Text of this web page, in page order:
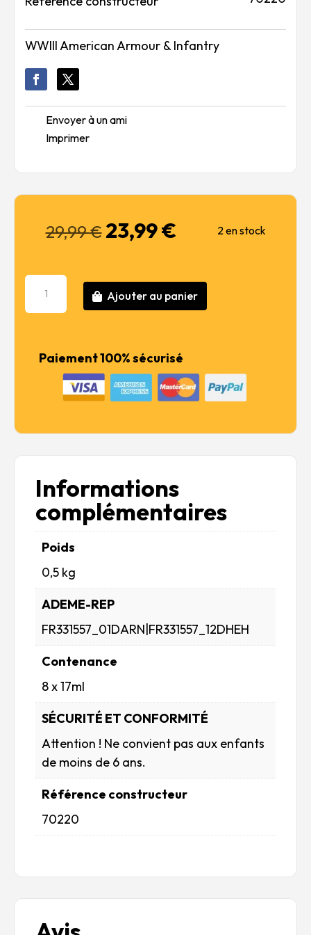
WWIII American Armour & Infantry
Envoyer à un ami
Imprimer
29,99€ Le
prix
était :
29,99 €.
23,99€Le
est :
23,99 €.
2 en stock
quantité
WWIII
Infantry
Ajouter au panier
Paiement 100% sécurisé
Informations
complémentaires
Poids
0,5 kg
ADEME-REP
FR331557_01DARN|FR331557_12DHEH
Contenance
8 x 17ml
SÉCURITÉ ET CONFORMITÉ
Attention ! Ne convient pas aux enfants
de moins de 6 ans.
Référence constructeur
70220